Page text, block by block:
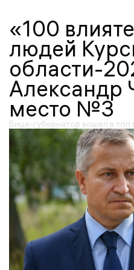
«100
людей
области-
Александр
место №3
Вице-губернатор вошел в топ